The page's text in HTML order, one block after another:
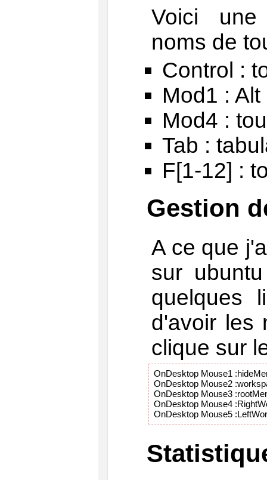
Voici une
noms de
Control :
Mod1 : Alt
Mod4 :
Tab :
F[1-12] :
Gestion
A ce que
sur
quelques
d'avoir les
clique sur
OnDesktop Mouse1
OnDesktop Mouse2
OnDesktop Mouse3
OnDesktop Mouse4
OnDesktop Mouse5